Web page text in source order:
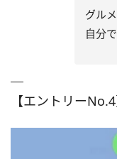
グル
自分
【エントリー